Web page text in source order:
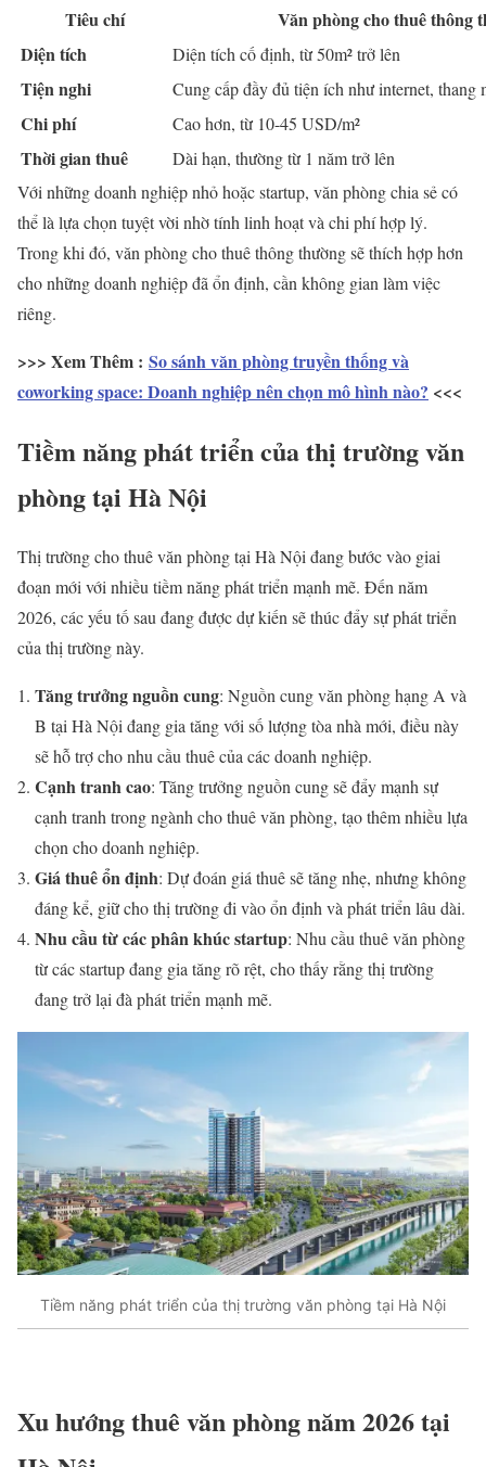
Tiêu chí
Văn phòng cho thuê thông
Diện tích
Diện tích cố định, từ 50m² trở lên
Tiện nghi Cung cấp đầy đủ tiện ích như internet, thang
Chi phí Cao hơn, từ 10-45 USD/m²
Thời gian thuê
Dài hạn, thường từ 1 năm trở lên
Với những doanh nghiệp nhỏ hoặc startup, văn phòng chia sẻ có
thể là lựa chọn tuyệt vời nhờ tính linh hoạt và chi phí hợp lý.
Trong khi đó, văn phòng cho thuê thông thường sẽ thích hợp hơn
cho những doanh nghiệp đã ổn định, cần không gian làm việc
riêng.
>>> Xem Thêm : So sánh văn phòng truyền thống và
coworking space: Doanh nghiệp nên chọn mô hình nào? <<<
Tiềm năng phát triển của thị trường văn
phòng tại Hà Nội
Thị trường cho thuê văn phòng tại Hà Nội đang bước vào giai
đoạn mới với nhiều tiềm năng phát triển mạnh mẽ. Đến năm
2026, các yếu tố sau đang được dự kiến sẽ thúc đẩy sự phát triển
của thị trường này.
Tăng trưởng nguồn cung: Nguồn cung văn phòng hạng A và
B tại Hà Nội đang gia tăng với số lượng tòa nhà mới, điều này
sẽ hỗ trợ cho nhu cầu thuê của các doanh nghiệp.
Cạnh tranh cao: Tăng trưởng nguồn cung sẽ đẩy mạnh sự
cạnh tranh trong ngành cho thuê văn phòng, tạo thêm nhiều lựa
chọn cho doanh nghiệp.
Giá thuê ổn định: Dự đoán giá thuê sẽ tăng nhẹ, nhưng không
đáng kể, giữ cho thị trường đi vào ổn định và phát triển lâu dài.
Nhu cầu từ các phân khúc startup: Nhu cầu thuê văn phòng
từ các startup đang gia tăng rõ rệt, cho thấy rằng thị trường
đang trở lại đà phát triển mạnh mẽ.
Tiềm năng phát triển của thị trường văn phòng tại Hà Nội
Xu hướng thuê văn phòng năm 2026 tại